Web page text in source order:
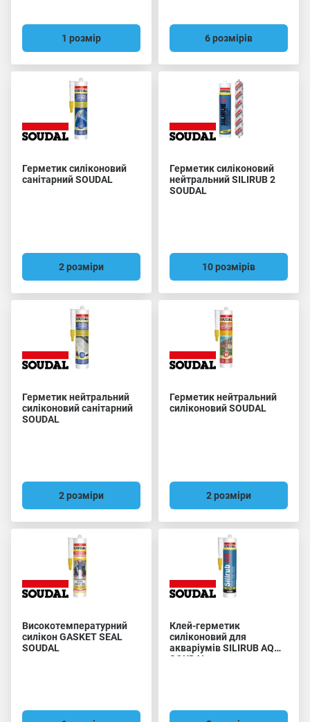
1 розмір 6 розмірів
Герметик силіконовий
санітарний SOUDAL
2 розміри
Герметик силіконовий
нейтральний SILIRUB 2
SOUDAL
10 розмірів
Герметик нейтральний
силіконовий санітарний
SOUDAL
2 розміри
Герметик нейтральний
силіконовий SOUDAL
2 розміри
Високотемпературний
силікон GASKET SEAL
SOUDAL
Клей-герметик
силіконовий для
акваріумів SILIRUB AQ
SOUDAL